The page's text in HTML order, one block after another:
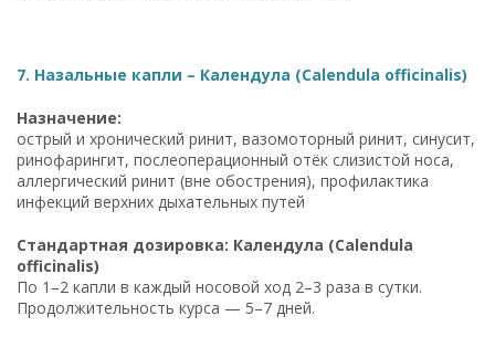
7. Назальные капли – Календула (Calendula officinalis)
Назначение:
острый и хронический ринит, вазомоторный ринит, синусит,
ринофарингит, послеоперационный отёк слизистой носа,
аллергический ринит (вне обострения), профилактика
инфекций верхних дыхательных путей
Стандартная дозировка: Календула (Calendula
officinalis)
По 1–2 капли в каждый носовой ход 2–3 раза в сутки.
Продолжительность курса — 5–7 дней.